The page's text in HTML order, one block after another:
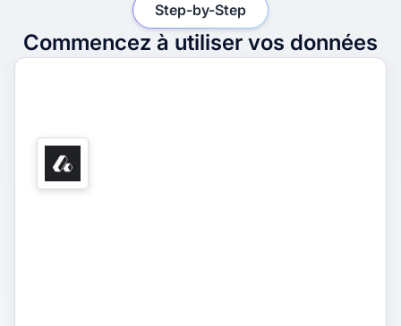
Commencez à utiliser vos données
Step-by-Step